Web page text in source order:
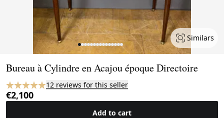
Similars
Bureau à Cylindre en Acajou époque Directoire
12 reviews for this seller
€2,100
Add to cart